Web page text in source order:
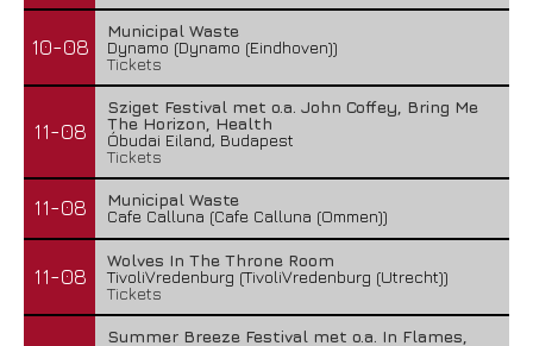
10-08
Municipal Waste
Dynamo (Dynamo (Eindhoven))
Tickets
11-08
Sziget Festival met o.a. John Coffey, Bring Me
The Horizon, Health
Óbudai Eiland, Budapest
Tickets
11-08
Municipal Waste
Cafe Calluna (Cafe Calluna (Ommen))
11-08
Wolves In The Throne Room
TivoliVredenburg (TivoliVredenburg (Utrecht))
Tickets
Summer Breeze Festival met o.a. In Flames,